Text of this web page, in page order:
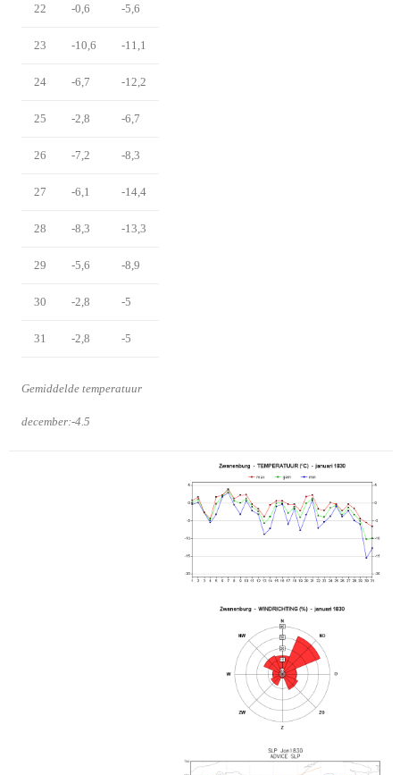
22 -0,6 -5,6
23 -10,6 -11,1
24 -6,7 -12,2
25 -2,8 -6,7
26 -7,2 -8,3
27 -6,1 -14,4
28 -8,3 -13,3
29 -5,6 -8,9
30 -2,8 -5
31 -2,8 -5
Gemiddelde temperatuur
december:-4.5